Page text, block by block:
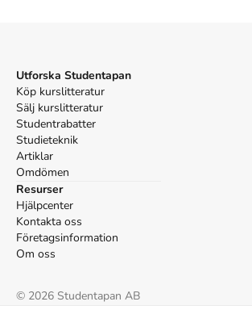
Utforska Studentapan
Köp kurslitteratur
Sälj kurslitteratur
Studentrabatter
Studieteknik
Artiklar
Omdömen
Resurser
Hjälpcenter
Kontakta oss
Företagsinformation
Om oss
© 2026 Studentapan AB